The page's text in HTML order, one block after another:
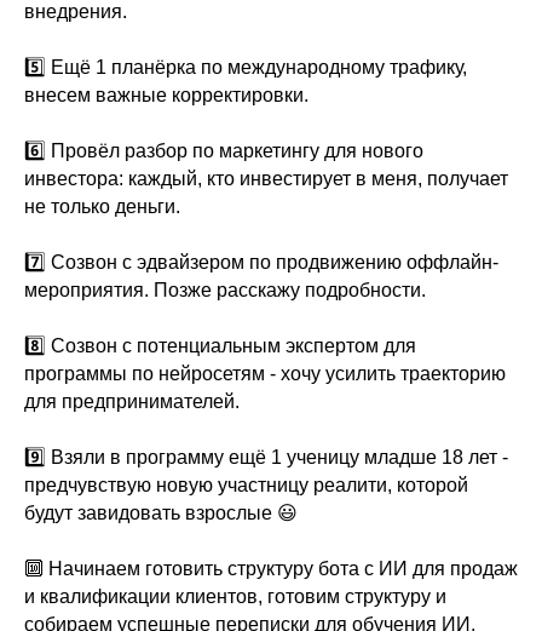
внедрения.
5️⃣ Ещё 1 планёрка по международному трафику,
внесем важные корректировки.
6️⃣ Провёл разбор по маркетингу для нового
инвестора: каждый, кто инвестирует в меня, получает
не только деньги.
7️⃣ Созвон с эдвайзером по продвижению оффлайн-
мероприятия. Позже расскажу подробности.
8️⃣ Созвон с потенциальным экспертом для
программы по нейросетям - хочу усилить траекторию
для предпринимателей.
9️⃣ Взяли в программу ещё 1 ученицу младше 18 лет -
предчувствую новую участницу реалити, которой
будут завидовать взрослые 😃
🔟 Начинаем готовить структуру бота с ИИ для продаж
и квалификации клиентов, готовим структуру и
собираем успешные переписки для обучения ИИ.